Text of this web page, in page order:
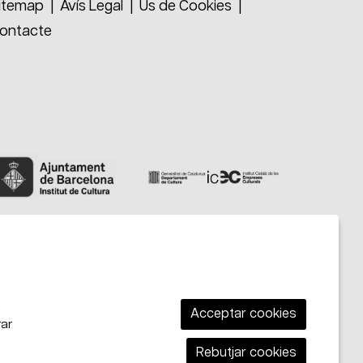
Avís Legal Ús de Cookies
Acceptar cookies
Rebutjar cookies